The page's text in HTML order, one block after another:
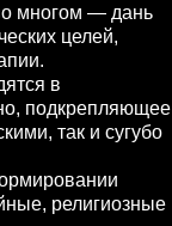
многом — дань
целей,
в
подкрепляющее
так и сугубо
религиозные